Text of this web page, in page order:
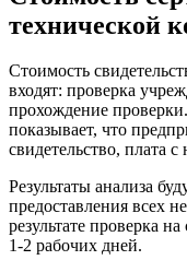
технической
Стоимость
входят: проверка
прохождение
показывает, что
свидетельство, плата с
Результаты анализа
предоставления всех
результате проверка
1-2 рабочих дней.